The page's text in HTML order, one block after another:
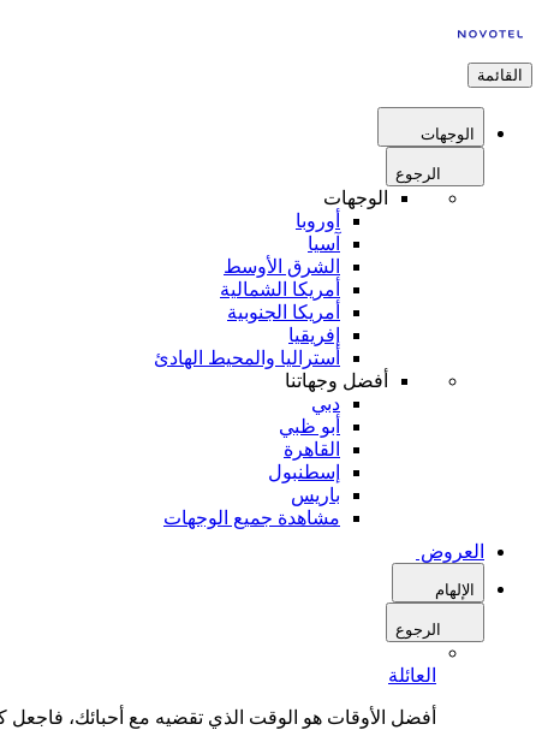
القائمة
الوجهات
الرجوع
الوجهات
أوروبا
آسيا
الشرق الأوسط
أمريكا الشمالية
أمريكا الجنوبية
إفريقيا
أستراليا والمحيط الهادئ
أفضل وجهاتنا
دبي
أبو ظبي
القاهرة
إسطنبول
باريس
مشاهدة جميع الوجهات
العروض
الإلهام
الرجوع
العائلة
أفضل الأوقات هو الوقت الذي تقضيه مع أحبائك، فاجعل